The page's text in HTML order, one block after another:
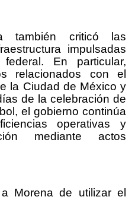
también criticó las
impulsadas
En particular,
relacionados con el
la Ciudad de México y
de la celebración de
el gobierno continúa
operativas y
mediante actos
Morena de utilizar el